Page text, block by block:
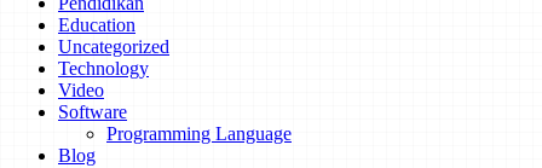
Education
Uncategorized
Technology
Video
Software
Programming Language
Blog